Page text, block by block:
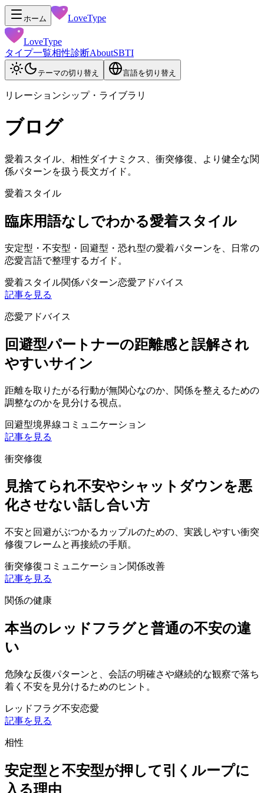
ホーム LoveType
LoveType
タイプ一覧相性診断AboutSBTI
テーマの切り替え 言語を切り替え
リレーションシップ・ライブラリ
ブログ
愛着スタイル、相性ダイナミクス、衝突修復、より健全な関
係パターンを扱う長文ガイド。
愛着スタイル
臨床用語なしでわかる愛着スタイル
安定型・不安型・回避型・恐れ型の愛着パターンを、日常の
恋愛言語で整理するガイド。
愛着スタイル関係パターン恋愛アドバイス
記事を見る
恋愛アドバイス
回避型パートナーの距離感と誤解され
やすいサイン
距離を取りたがる行動が無関心なのか、関係を整えるための
調整なのかを見分ける視点。
回避型境界線コミュニケーション
記事を見る
衝突修復
見捨てられ不安やシャットダウンを悪
化させない話し合い方
不安と回避がぶつかるカップルのための、実践しやすい衝突
修復フレームと再接続の手順。
衝突修復コミュニケーション関係改善
記事を見る
関係の健康
本当のレッドフラグと普通の不安の違
い
危険な反復パターンと、会話の明確さや継続的な観察で落ち
着く不安を見分けるためのヒント。
レッドフラグ不安恋愛
記事を見る
相性
安定型と不安型が押して引くループに
入る理由